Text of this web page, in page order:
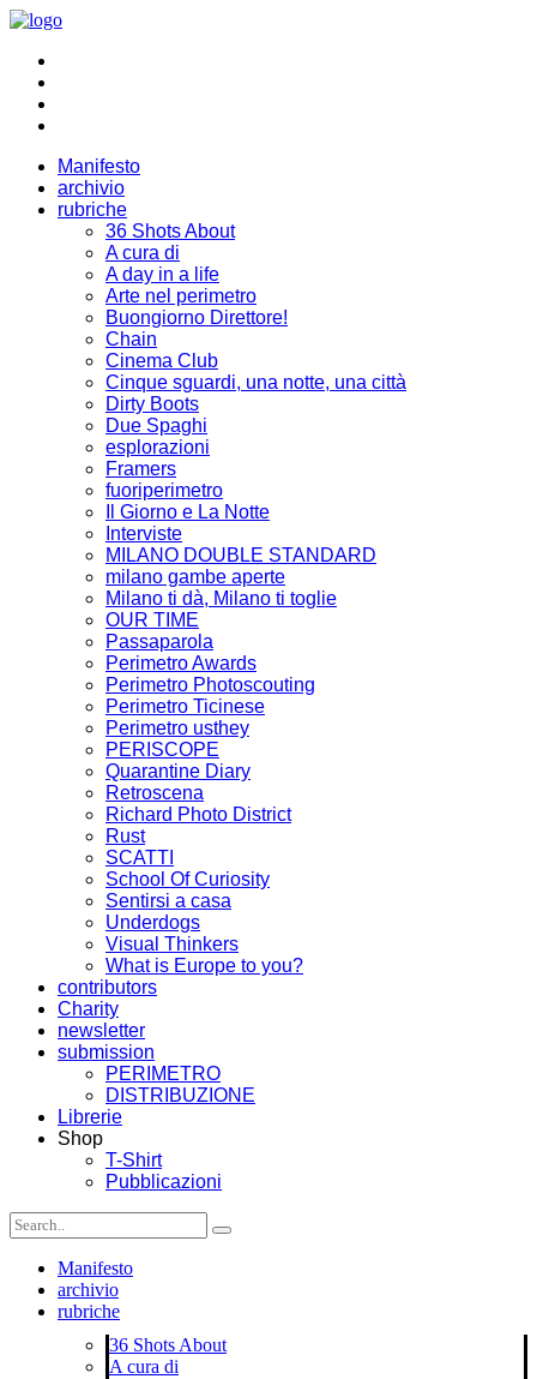
Manifesto
archivio
rubriche
36 Shots About
A cura di
A day in a life
Arte nel perimetro
Buongiorno Direttore!
Chain
Cinema Club
Cinque sguardi, una notte, una città
Dirty Boots
Due Spaghi
esplorazioni
Framers
fuoriperimetro
Il Giorno e La Notte
Interviste
MILANO DOUBLE STANDARD
milano gambe aperte
Milano ti dà, Milano ti toglie
OUR TIME
Passaparola
Perimetro Awards
Perimetro Photoscouting
Perimetro Ticinese
Perimetro usthey
PERISCOPE
Quarantine Diary
Retroscena
Richard Photo District
Rust
SCATTI
School Of Curiosity
Sentirsi a casa
Underdogs
Visual Thinkers
What is Europe to you?
contributors
Charity
newsletter
submission
PERIMETRO
DISTRIBUZIONE
Librerie
Shop
T-Shirt
Pubblicazioni
Manifesto
archivio
rubriche
36 Shots About
A cura di